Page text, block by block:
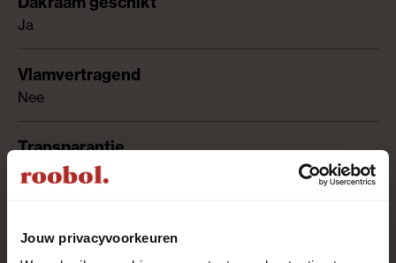
Jouw privacyvoorkeuren
Ja
Nee
Semi-transparant
5